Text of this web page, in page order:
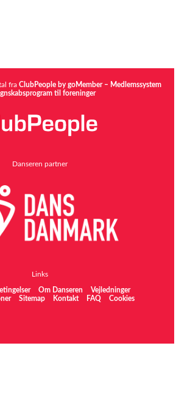
fra ClubPeople by goMember – Medlemssystem
til foreninger
Danseren partner
Links
Om Danseren
Vejledninger
Sitemap Kontakt FAQ Cookies